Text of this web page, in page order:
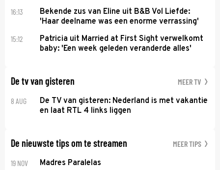
16:13
Bekende zus van Eline uit B&B Vol Liefde:
'Haar deelname was een enorme verrassing'
15:12
Patricia uit Married at First Sight verwelkomt
baby: 'Een week geleden veranderde alles'
De tv van gisteren MEER TV
8 AUG
De TV van gisteren: Nederland is met vakantie
en laat RTL 4 links liggen
De nieuwste tips om te streamen MEER TIPS
19 NOV Madres Paralelas